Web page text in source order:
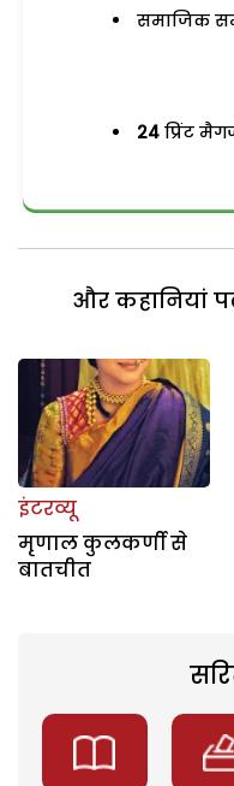
समाजिक
24 प्रिंट
और कहानियां
इंटरव्यू
मृणाल कुलकर्णी से
बातचीत